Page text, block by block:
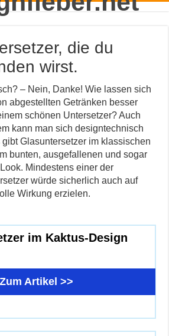
die du
wirst.
– Nein, Danke! Wie lassen sich
abgestellten Getränken besser
schönen Untersetzer? Auch
kann man sich designtechnisch
Glasuntersetzer im klassischen
bunten, ausgefallenen und sogar
Mindestens einer der
würde sicherlich auch auf
Wirkung erzielen.
im Kaktus-Design
Zum Artikel >>